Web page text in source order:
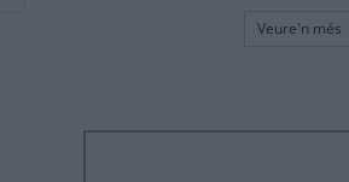
Veure'n més